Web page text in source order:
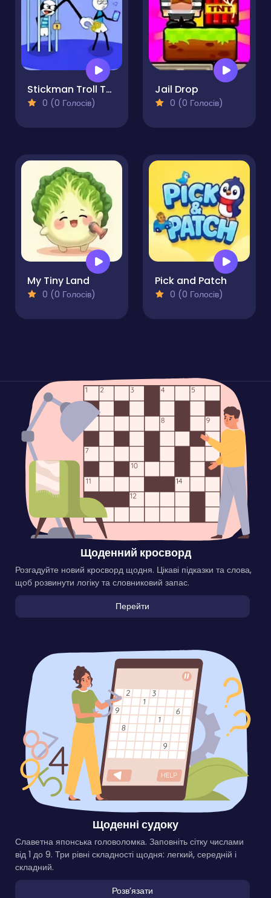
Stickman Troll Thief Puzzle
0 (0 Голосів)
Jail Drop
0 (0 Голосів)
My Tiny Land
0 (0 Голосів)
Pick and Patch
0 (0 Голосів)
Щоденний кросворд
Розгадуйте новий кросворд щодня. Цікаві підказки та слова,
щоб розвинути логіку та словниковий запас.
Перейти
Щоденні судоку
Славетна японська головоломка. Заповніть сітку числами
від 1 до 9. Три рівні складності щодня: легкий, середній і
складний.
Розвʼязати